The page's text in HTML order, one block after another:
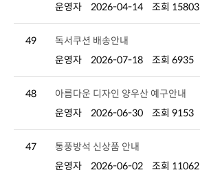
운영자
2026-04-14 조회 15803
49
독서쿠션 배송안내
운영자
2026-07-18 조회 6935
48
아름다운 디자인 양우산 예구안내
운영자
2026-06-30 조회 9153
47
통풍방석 신상품 안내
운영자
2026-06-02 조회 11062